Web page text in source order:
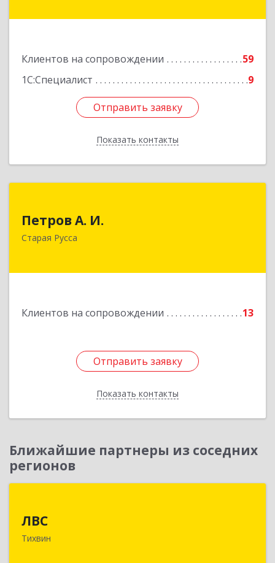
Клиентов на сопровождении
59
1С:Специалист
9
Отправить заявку
Показать контакты
Подробнее
Отправить заявку
Назад
Петров А. И.
Старая Русса
Клиентов на сопровождении 13
Отправить заявку
Показать контакты
Отправить заявку
Назад
Ближайшие партнеры из соседних
регионов
ЛВС
Тихвин